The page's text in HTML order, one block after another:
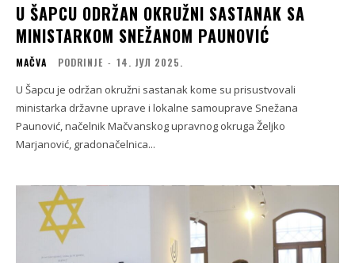
U ŠAPCU ODRŽAN OKRUŽNI SASTANAK SA
MINISTARKOM SNEŽANOM PAUNOVIĆ
MAČVA PODRINJE - 14. ЈУЛ 2025.
U Šapcu je održan okružni sastanak kome su prisustvovali
ministarka državne uprave i lokalne samouprave Snežana
Paunović, načelnik Mačvanskog upravnog okruga Željko
Marjanović, gradonačelnica...